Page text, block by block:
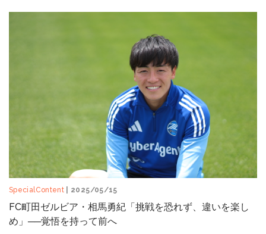
SpecialContent | 2025/05/15
FC町田ゼルビア・相馬勇紀「挑戦を恐れず、違いを楽し
め」──覚悟を持って前へ